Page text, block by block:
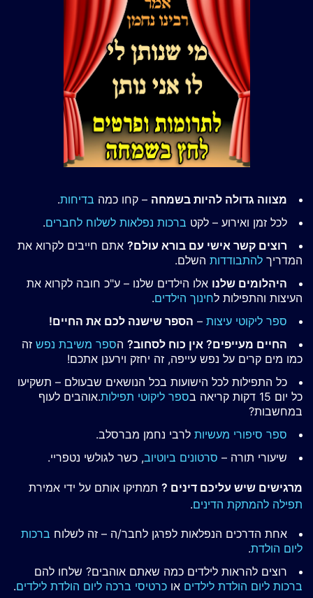
מצווה גדולה להיות בשמחה – קחו כמה בדיחות.
לכל זמן ואירוע – לקט ברכות נפלאות לשלוח לחברים.
רוצים קשר אישי עם בורא עולם? אתם חייבים לקרוא את
המדריך להתבודדות השלם.
היהלומים שלנו אלו הילדים שלנו – ע"כ חובה לקרוא את
העיצות והתפילות לחינוך הילדים.
ספר ליקוטי עיצות – הספר שישנה לכם את החיים!
החיים מעייפים? אין כוח לסחוב? הספר משיבת נפש זה
כמו מים קרים על נפש עייפה, זה יחזק וירענן אתכם!
כל התפילות לכל הישועות בכל הנושאים שבעולם – תשקיעו
כל יום 15 דקות קריאה ב
ספר ליקוטי תפילות.אוהבים לעוף
במחשבות?
ספר סיפורי מעשיות לרבי נחמן מברסלב.
שיעורי תורה – סרטונים ביוטיוב, כשר לגולשי נטפריי.
מרגישים שיש עליכם דינים ? תמתיקו אותם על ידי אמירת
תפילה להמתקת הדינים.
אחת הדרכים הנפלאות לפרגן לחבר/ה – זה לשלוח ברכות
ליום הולדת.
רוצים להראות לילדים כמה שאתם אוהבים? שלחו להם
ברכות ליום הולדת לילדים או כרטיסי ברכה ליום הולדת לילדים.